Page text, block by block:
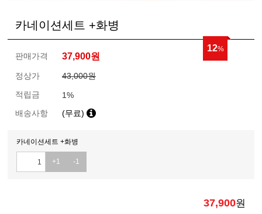
카네이션세트 +화병
12%
판매가격 37,900원
정상가
43,000원
적립금
1%
배송사항
(무료)
카네이션세트 +화병
+1 -1
37,900원